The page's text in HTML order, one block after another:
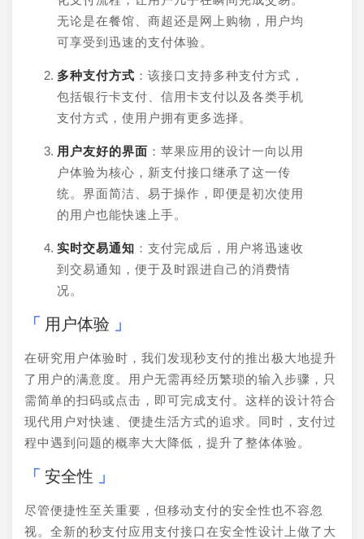
无论是在餐馆、商超还是网上购物，用户均
可享受到迅速的支付体验。
多种支付方式 ：该接口支持多种支付方式，
包括银行卡支付、信用卡支付以及各类手机
支付方式，使用户拥有更多选择。
用户友好的界面 ：苹果应用的设计一向以用
户体验为核心，新支付接口继承了这一传
统。界面简洁、易于操作，即便是初次使用
的用户也能快速上手。
实时交易通知 ：支付完成后，用户将迅速收
到交易通知，便于及时跟进自己的消费情
况。
用户体验
在研究用户体验时，我们发现秒支付的推出极大地提升
了用户的满意度。用户无需再经历繁琐的输入步骤，只
需简单的扫码或点击，即可完成支付。这样的设计符合
现代用户对快速、便捷生活方式的追求。同时，支付过
程中遇到问题的概率大大降低，提升了整体体验。
安全性
尽管便捷性至关重要，但移动支付的安全性也不容忽
视。全新的秒支付应用支付接口在安全性设计上做了大